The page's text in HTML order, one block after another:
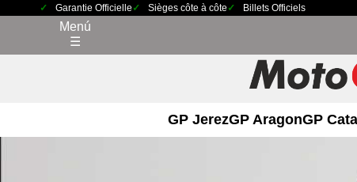
Garantie Officielle Sièges côte à côte Billets Officiels
Menú
☰
GP JerezGP AragonGP